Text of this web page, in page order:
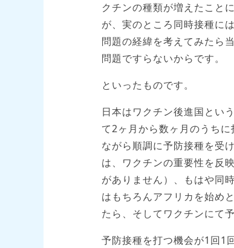
クチンの種類が増えたこと
が、実のところ同時接種に
問題の経緯を考えてみたら
問題ですらないからです。
といったものです。
日本はワクチン後進国とい
て2ヶ月から数ヶ月のうち
ながら順調に予防接種を受
は、ワクチンの重要性を反
がありません）、もはや同
はもちろんアフリカを始め
たら、そしてワクチンにて
予防接種を打つ機会が1回1